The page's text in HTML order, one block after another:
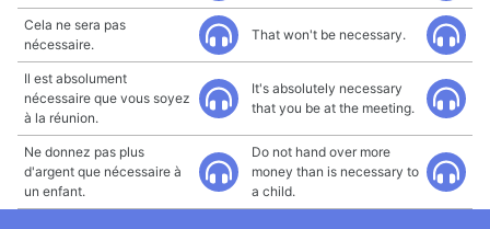
Cela ne sera pas
nécessaire.
That won't be necessary.
Il est absolument
nécessaire que vous soyez
à la réunion.
It's absolutely necessary
that you be at the meeting.
Ne donnez pas plus
d'argent que nécessaire à
un enfant.
Do not hand over more
money than is necessary to
a child.